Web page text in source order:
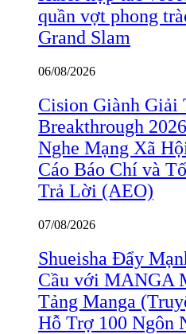
quần vợt phong
Grand Slam
06/08/2026
Cision Giành Giải
Breakthrough
Nghe Mạng Xã
Cáo Báo Chí và
Trả Lời (AEO)
07/08/2026
Shueisha Đẩy
Cầu với MANGA
Tảng Manga
Hỗ Trợ 100 Ngôn